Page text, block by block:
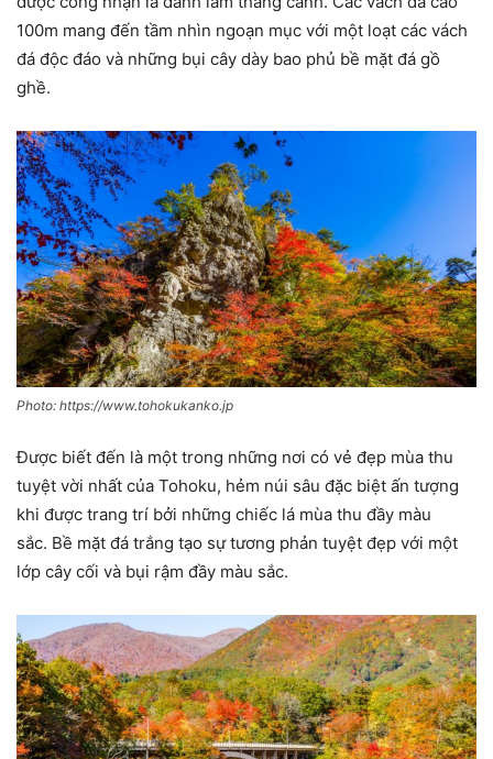
100m mang đến tầm nhìn ngoạn mục với một loạt các vách
đá độc đáo và những bụi cây dày bao phủ bề mặt đá gồ
ghề.
Photo: https://www.tohokukanko.jp
Được biết đến là một trong những nơi có vẻ đẹp mùa thu
tuyệt vời nhất của Tohoku, hẻm núi sâu đặc biệt ấn tượng
khi được trang trí bởi những chiếc lá mùa thu đầy màu
sắc. Bề mặt đá trắng tạo sự tương phản tuyệt đẹp với một
lớp cây cối và bụi rậm đầy màu sắc.